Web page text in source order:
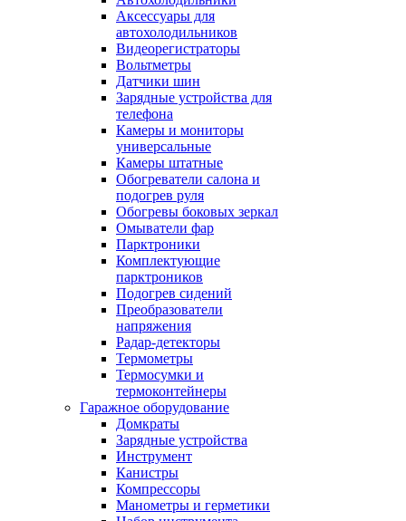
Аксессуары для
автохолодильников
Видеорегистраторы
Вольтметры
Датчики шин
Зарядные устройства для
телефона
Камеры и мониторы
универсальные
Камеры штатные
Обогреватели салона и
подогрев руля
Обогревы боковых зеркал
Омыватели фар
Парктроники
Комплектующие
парктроников
Подогрев сидений
Преобразователи
напряжения
Радар-детекторы
Термометры
Термосумки и
термоконтейнеры
Гаражное оборудование
Домкраты
Зарядные устройства
Инструмент
Канистры
Компрессоры
Манометры и герметики